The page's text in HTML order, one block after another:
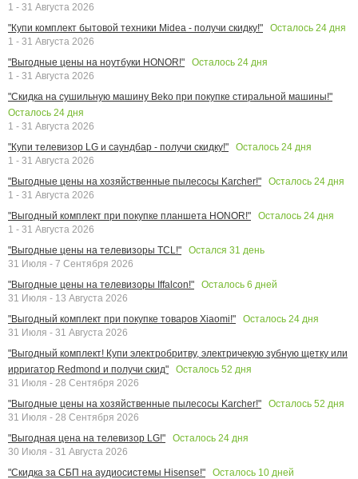
1 - 31 Августа 2026
"Купи комплект бытовой техники Midea - получи скидку!"
Осталось 24 дня
1 - 31 Августа 2026
"Выгодные цены на ноутбуки HONOR!"
Осталось 24 дня
1 - 31 Августа 2026
"Скидка на сушильную машину Beko при покупке стиральной машины!"
Осталось 24 дня
1 - 31 Августа 2026
"Купи телевизор LG и саундбар - получи скидку!"
Осталось 24 дня
1 - 31 Августа 2026
"Выгодные цены на хозяйственные пылесосы Karcher!"
Осталось 24 дня
1 - 31 Августа 2026
"Выгодный комплект при покупке планшета HONOR!"
Осталось 24 дня
1 - 31 Августа 2026
"Выгодные цены на телевизоры TCL!"
Остался 31 день
31 Июля - 7 Сентября 2026
"Выгодные цены на телевизоры Iffalcon!"
Осталось 6 дней
31 Июля - 13 Августа 2026
"Выгодный комплект при покупке товаров Xiaomi!"
Осталось 24 дня
31 Июля - 31 Августа 2026
"Выгодный комплект! Купи электробритву, электричекую зубную щетку или
ирригатор Redmond и получи скид"
Осталось 52 дня
31 Июля - 28 Сентября 2026
"Выгодные цены на хозяйственные пылесосы Karcher!"
Осталось 52 дня
31 Июля - 28 Сентября 2026
"Выгодная цена на телевизор LG!"
Осталось 24 дня
30 Июля - 31 Августа 2026
"Скидка за СБП на аудиосистемы Hisense!"
Осталось 10 дней